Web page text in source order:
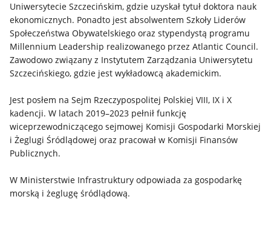
Uniwersytecie Szczecińskim, gdzie uzyskał tytuł doktora nauk
ekonomicznych. Ponadto jest absolwentem Szkoły Liderów
Społeczeństwa Obywatelskiego oraz stypendystą programu
Millennium Leadership realizowanego przez Atlantic Council.
Zawodowo związany z Instytutem Zarządzania Uniwersytetu
Szczecińskiego, gdzie jest wykładowcą akademickim.
Jest posłem na Sejm Rzeczypospolitej Polskiej VIII, IX i X
kadencji. W latach 2019–2023 pełnił funkcję
wiceprzewodniczącego sejmowej Komisji Gospodarki Morskiej
i Żeglugi Śródlądowej oraz pracował w Komisji Finansów
Publicznych.
W Ministerstwie Infrastruktury odpowiada za gospodarkę
morską i żeglugę śródlądową.